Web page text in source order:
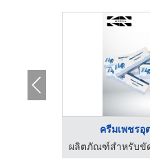
ครีมเพชรอุ